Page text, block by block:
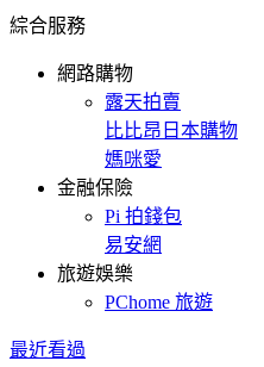
綜合服務
網路購物
露天拍賣
比比昂日本購物
媽咪愛
金融保險
Pi 拍錢包
易安網
旅遊娛樂
PChome 旅遊
最近看過